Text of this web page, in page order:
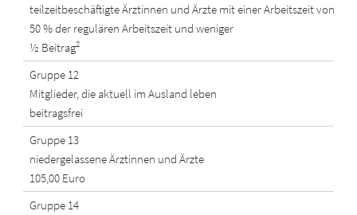
teilzeitbeschäftigte Ärztinnen und Ärzte mit einerArbeitszeit von
50 % der regulären Arbeitszeit und weniger
½ Beitrag2
Gruppe 12
Mitglieder, die aktuell im Ausland leben
beitragsfrei
Gruppe 13
niedergelassene Ärztinnen und Ärzte
105,00 Euro
Gruppe 14